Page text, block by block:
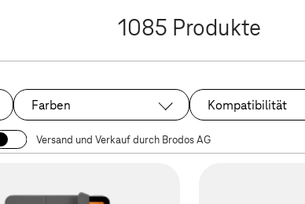
1085 Produkte
Farben Kompatibilität
Versand und Verkauf durch Brodos AG